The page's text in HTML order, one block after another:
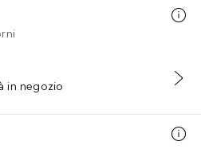
AL CARRELLO
in negozio